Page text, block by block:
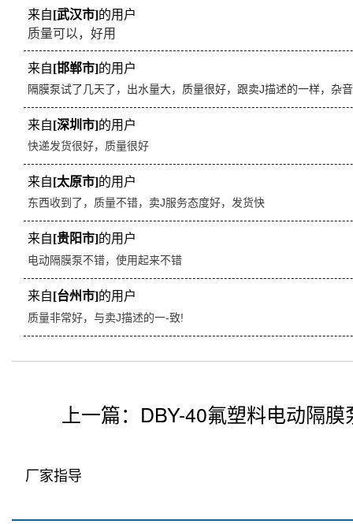
来自[武汉市]的用户
质量可以，好用
来自[邯郸市]的用户
隔膜泵试了几天了，出水量大，质量很好，跟卖J描述的一样，杂
来自[深圳市]的用户
快递发货很好，质量很好
来自[太原市]的用户
东西收到了，质量不错，卖J服务态度好，发货快
来自[贵阳市]的用户
电动隔膜泵不错，使用起来不错
来自[台州市]的用户
质量非常好，与卖J描述的一-致!
上一篇： DBY-40氟塑料电动隔膜
厂家指导